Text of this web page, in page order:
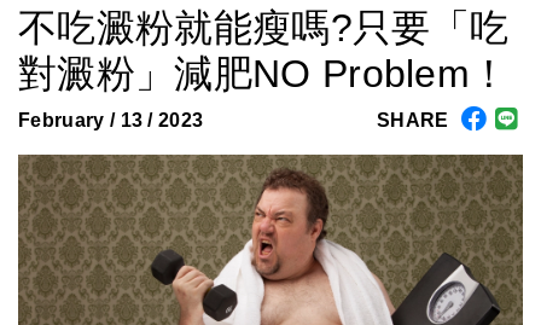
不吃澱粉就能瘦嗎?只要「吃
對澱粉」減肥NO Problem！
February / 13 / 2023 SHARE